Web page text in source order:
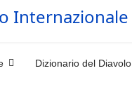
Dizionario del Diavolo